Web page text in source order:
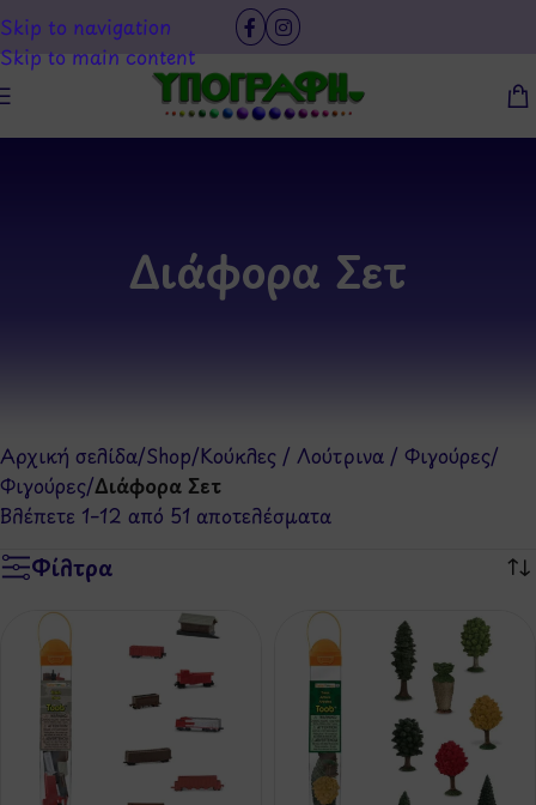
Skip to navigation
Skip to main content
Διάφορα Σετ
Αρχική σελίδα/Shop/Κούκλες / Λούτρινα / Φιγούρες/
Φιγούρες/Διάφορα Σετ
Βλέπετε 1–12 από 51 αποτελέσματα
Φίλτρα